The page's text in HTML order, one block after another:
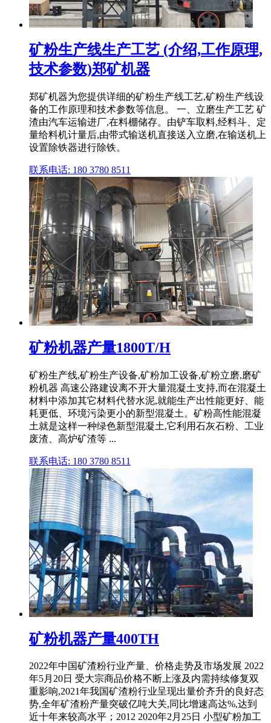
矿粉生产线生产工艺 (介绍,工作原理,
技术参数)郑矿机器
郑矿机器为您提供详细的矿粉生产线工艺,矿粉生产线设
备的工作原理和技术参数等信息。 一、立磨生产工艺 矿
渣由汽车运输进厂,在料棚储存。由铲车取料,经料斗、定
量给料机计量后,由带式输送机直接送入立磨,在输送机上
设置除铁器进行除铁。
联系电话: 180 3780 8511
矿粉机器产量1800T/H
矿粉生产线,矿粉生产设备,矿粉加工设备,矿粉立磨,磨矿
粉机器 高速公路建设离不开大量混凝土支持,而在混凝土
材料中添加其它材料代替水泥,就能生产出性能更好、能
耗更低、环境污染更小的新型混凝土。矿粉高性能混凝
土就是这样一种绿色新型混凝土,它利用石灰石粉、工业
废渣、高炉矿渣等 ...
联系电话: 180 3780 8511
矿粉机器产量400TH
2022年中国矿渣粉行业产量、价格走势及市场发展 2022
年5月20日 受大宗商品价格不断上涨及内需持续修复双
重影响,2021年我国矿渣粉行业呈现出量价齐升的良好态
势,全年矿渣粉产量突破亿吨大关,同比增速高达%,达到
近十年来较高水平；2012 2020年2月25日 小型矿粉加工